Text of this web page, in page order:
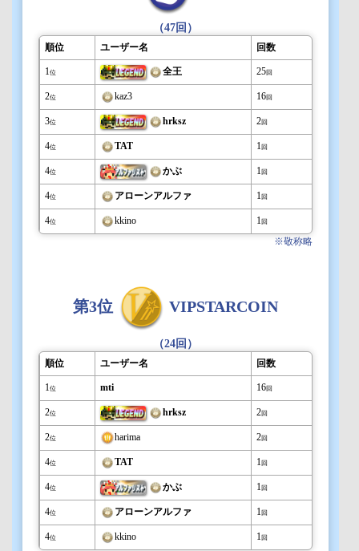
（47回）
順位 ユーザー名 回数
1 位 全王 25回
2位 kaz3 16回
3位 hrksz 2回
4位 TAT 1 回
4位 かぶ 1 回
4位 アローンアルファ 1 回
4位 kkino 1 回
※敬称略
第3位 VIPSTARCOIN
（24回）
順位 ユーザー名 回数
1 位 mti 16回
2位 hrksz 2回
2位 harima 2回
4位 TAT 1 回
4位 かぶ 1 回
4位 アローンアルファ 1 回
4位 kkino 1 回